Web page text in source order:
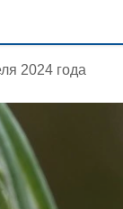
2024 года